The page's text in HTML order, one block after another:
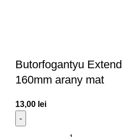
Butorfogantyu Extend
160mm arany mat
13,00 lei